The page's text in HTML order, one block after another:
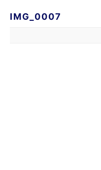
IMG_0007